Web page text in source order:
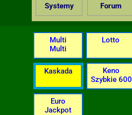
Systemy Forum
Multi
Multi
Lotto
Kaskada
Keno
Szybkie 600
Euro
Jackpot